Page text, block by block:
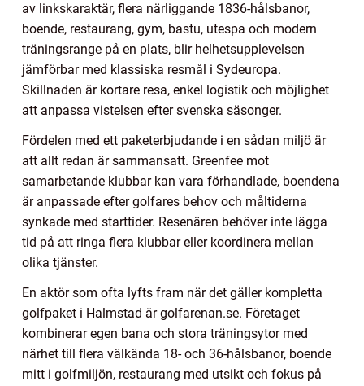
av linkskaraktär, flera närliggande 1836-hålsbanor,
boende, restaurang, gym, bastu, utespa och modern
träningsrange på en plats, blir helhetsupplevelsen
jämförbar med klassiska resmål i Sydeuropa.
Skillnaden är kortare resa, enkel logistik och möjlighet
att anpassa vistelsen efter svenska säsonger.
Fördelen med ett paketerbjudande i en sådan miljö är
att allt redan är sammansatt. Greenfee mot
samarbetande klubbar kan vara förhandlade, boendena
är anpassade efter golfares behov och måltiderna
synkade med starttider. Resenären behöver inte lägga
tid på att ringa flera klubbar eller koordinera mellan
olika tjänster.
En aktör som ofta lyfts fram när det gäller kompletta
golfpaket i Halmstad är golfarenan.se. Företaget
kombinerar egen bana och stora träningsytor med
närhet till flera välkända 18- och 36-hålsbanor, boende
mitt i golfmiljön, restaurang med utsikt och fokus på